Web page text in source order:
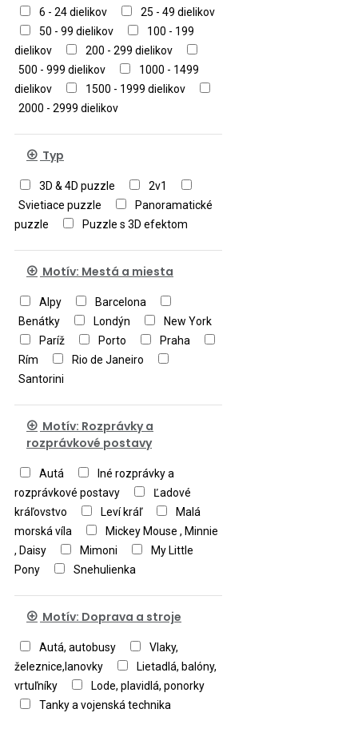
6 - 24 dielikov
25 - 49 dielikov
50 - 99 dielikov
100 - 199
dielikov
200 - 299 dielikov
500 - 999 dielikov
1000 - 1499
dielikov
1500 - 1999 dielikov
2000 - 2999 dielikov
Typ
3D & 4D puzzle
2v1
Svietiace puzzle
Panoramatické
puzzle
Puzzle s 3D efektom
Motív: Mestá a miesta
Alpy
Barcelona
Benátky
Londýn
New York
Paríž
Porto
Praha
Rím
Rio de Janeiro
Santorini
Motív: Rozprávky a
rozprávkové postavy
Autá
Iné rozprávky a
rozprávkové postavy
Ľadové
kráľovstvo
Leví kráľ
Malá
morská víla
Mickey Mouse , Minnie
, Daisy
Mimoni
My Little
Pony
Snehulienka
Motív: Doprava a stroje
Autá, autobusy
Vlaky,
železnice,lanovky
Lietadlá, balóny,
vrtuľníky
Lode, plavidlá, ponorky
Tanky a vojenská technika